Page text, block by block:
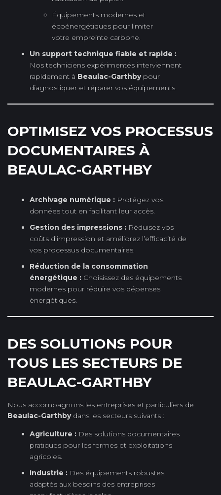
Équipements modernes et
écoénergétiques pour limiter
votre empreinte carbone.
Un support technique fiable et rapide :
Nos techniciens expérimentés interviennent
rapidement à Beaulac-Garthbypour
diagnostiquer et réparer vos équipements.
OPTIMISEZ VOS PROCESSUS
DOCUMENTAIRES À
BEAULAC-GARTHBY
Archivage numérique : Protégez vos
données tout en facilitant leur accès.
Gestion des impressions : Réduisez vos
coûts d’impression et améliorez l’efficacité de
vos processus documentaires.
Réduction de la consommation
énergétique : Choisissez des équipements
modernes pour réduire vos dépenses
énergétiques.
DES SOLUTIONS POUR
TOUS LES SECTEURS DE
BEAULAC-GARTHBY
Nous accompagnons les entreprises et particuliers de
Beaulac-Garthbydans les secteurs suivants :
Agriculture : Des solutions documentaires
pratiques pour les fermes et exploitations
agricoles.
Industrie : Des équipements robustes
adaptés aux besoins des entreprises